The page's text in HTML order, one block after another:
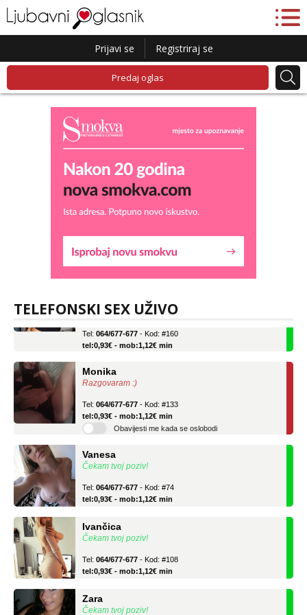
Prijavi se Registriraj se
Predaj oglas
TELEFONSKI SEX UŽIVO
Učiteljica iz predgrađa traži...
tel:0,93€ - mob:1,12€ min
Razgovaram :)
tel:0,93€ - mob:1,12€ min
Obavijesti me kada se oslobodi
Čekam tvoj poziv!
tel:0,93€ - mob:1,12€ min
Čekam tvoj poziv!
tel:0,93€ - mob:1,12€ min
Čekam tvoj poziv!